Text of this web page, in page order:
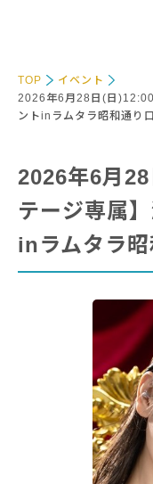
TOP
イベント
2026年6月28日(日
ントinラムタラ昭和通り
2026年6月
テージ専属
inラムタラ